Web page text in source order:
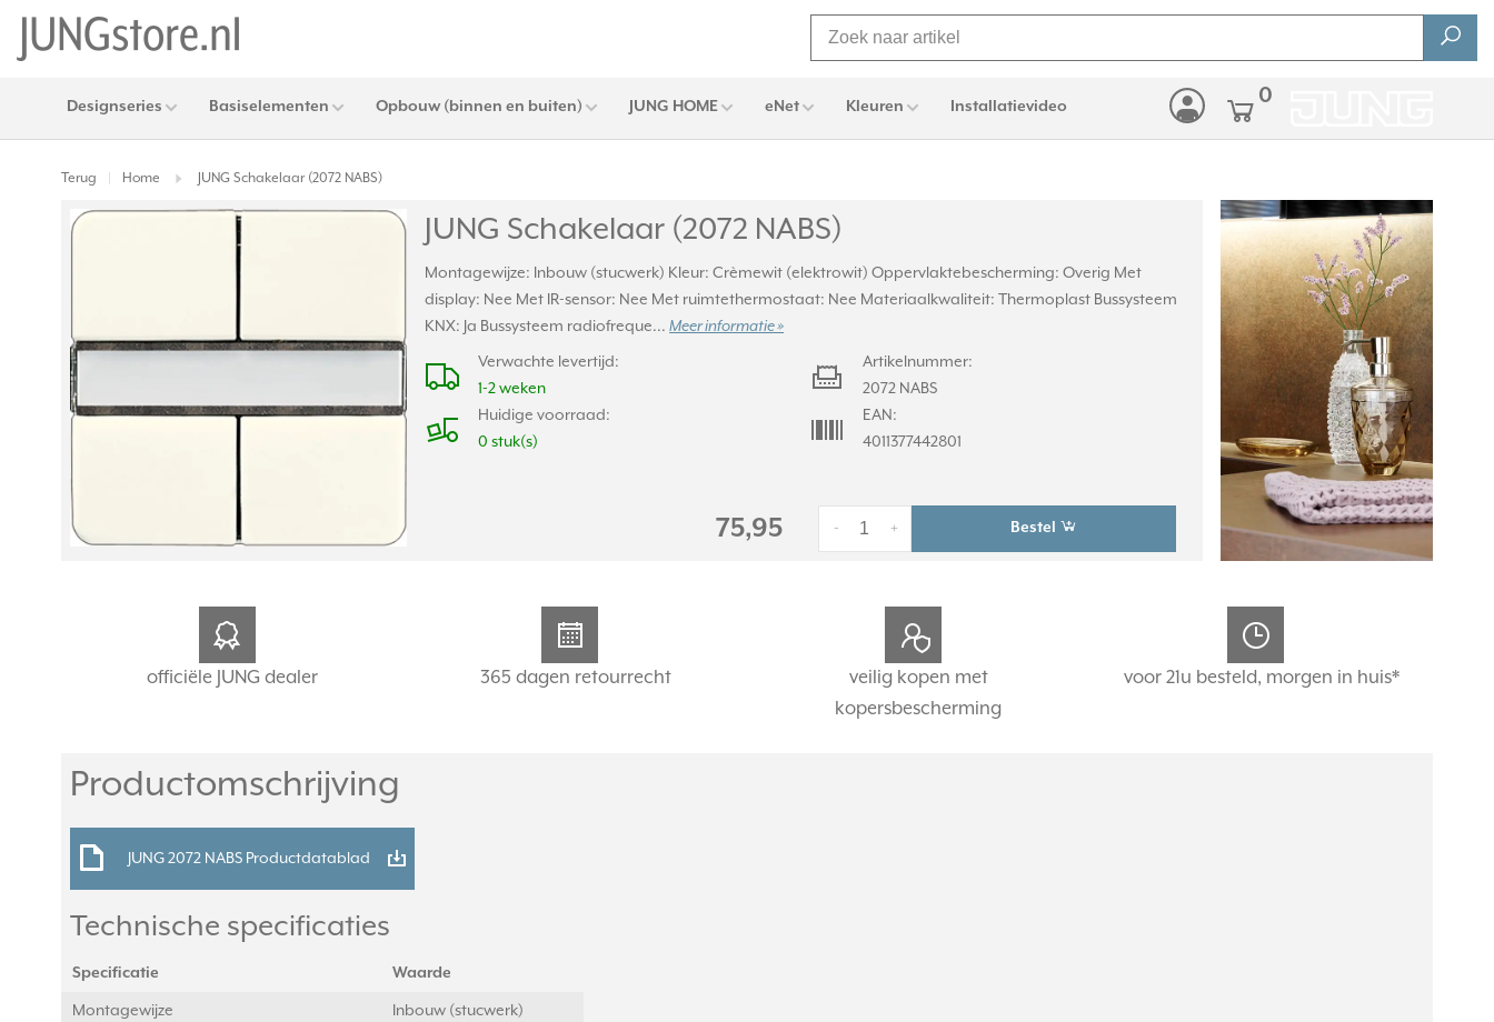
Designseries Basiselementen Opbouw (binnen en buiten) JUNG HOME eNet Kleuren Installatievideo 0
Terug Home JUNG Schakelaar (2072 NABS)
JUNG Schakelaar (2072 NABS)
Montagewijze: Inbouw (stucwerk) Kleur: Crèmewit (elektrowit) Oppervlaktebescherming: Overig Met
display: Nee Met IR-sensor: Nee Met ruimtethermostaat: Nee Materiaalkwaliteit: Thermoplast Bussysteem
KNX: Ja Bussysteem radiofreque...Meer informatie »
Verwachte levertijd:
1-2 weken
Huidige voorraad:
0 stuk(s)
Artikelnummer:
2072 NABS
EAN:
4011377442801
75,95 +
- Bestel
officiële JUNG dealer 365 dagen retourrecht
veilig kopen met
kopersbescherming
voor 21u besteld, morgen in huis*
Productomschrijving
JUNG 2072 NABS Productdatablad
Technische specificaties
Specificatie Waarde
Montagewijze Inbouw (stucwerk)